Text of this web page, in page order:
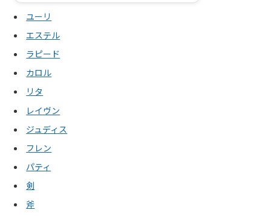
ユーリ
エステル
ラピード
カロル
リタ
レイヴン
ジュディス
フレン
パティ
剣
斧